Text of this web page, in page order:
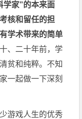
学家”的本来面
核和留任的担
学术带来的简单
、二十年前，学
贫和纯粹。不知
一起做一下深刻
游戏人生的优秀